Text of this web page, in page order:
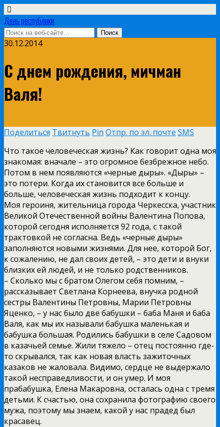
День республики
30.12.2014
С днем рождения, мичман
Валя!
Поделиться Твитнуть Pin Отпр. по эл. почте SMS
Что такое человеческая жизнь? Как говорит одна моя
знакомая: вначале – это огромное безбрежное небо.
Потом в нем появляются «черные дыры». «Дыры» –
это потери. Когда их становится все больше и
больше, человеческая жизнь подходит к концу.
Моя героиня, жительница города Черкесска, участник
Великой Отечественной войны Валентина Попова,
которой сегодня исполняется 92 года, с такой
трактовкой не согласна. Ведь «черные дыры»
заполняются новыми жизнями. Для нее, которой Бог,
к сожалению, не дал своих детей, – это дети и внуки
близких ей людей, и не только родственников.
– Сколько мы с братом Олегом себя помним, –
рассказывает Светлана Корнеева, внучка родной
сестры Валентины Петровны, Марии Петровны
Яценко, – у нас было две бабушки – баба Маня и баба
Валя, как мы их называли бабушка маленькая и
бабушка большая. Родились бабушки в селе Садовом
в казачьей семье. Жили тяжело – отец постоянно где-
то скрывался, так как новая власть зажиточных
казаков не жаловала. Видимо, сердце не выдержало
такой несправедливости, и он умер. И моя
прабабушка, Елена Макаровна, осталась одна с тремя
детьми. К счастью, она сохранила фотографию своего
мужа, поэтому мы знаем, какой у нас прадед был
красавец.